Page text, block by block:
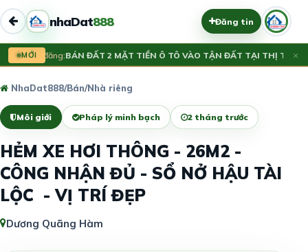
nhaDat888 Đăng tin
MỚI
Vừa đăng:BÁN ĐẤT 2 MẶT TIỀN Ô TÔ VÀO TẬN ĐẤT TẠI THỊ TRẤN×
NhaDat888/Bán/Nhà riêng
Môi giới Pháp lý minh bạch 2 tháng trước
HẺM XE HƠI THÔNG - 26M2 -
CÔNG NHẬN ĐỦ - SỔ NỞ HẬU TÀI
LỘC - VỊ TRÍ ĐẸP
Dương Quãng Hàm